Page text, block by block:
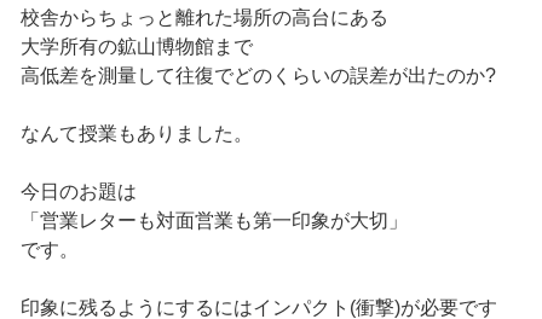
校舎からちょっと離れた場所の高台にある
大学所有の鉱山博物館まで
高低差を測量して往復でどのくらいの誤差が出たのか?
なんて授業もありました。
今日のお題は
「営業レターも対面営業も第一印象が大切」
です。
印象に残るようにするにはインパクト(衝撃)が必要です